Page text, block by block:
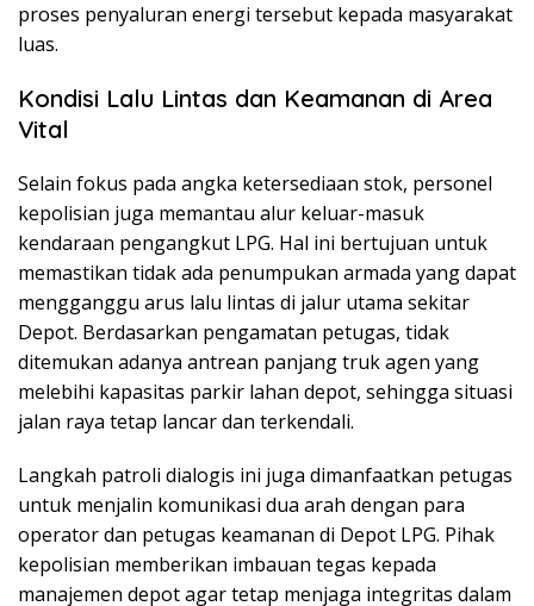
proses penyaluran energi tersebut kepada masyarakat
luas.
Kondisi Lalu Lintas dan Keamanan di Area
Vital
Selain fokus pada angka ketersediaan stok, personel
kepolisian juga memantau alur keluar-masuk
kendaraan pengangkut LPG. Hal ini bertujuan untuk
memastikan tidak ada penumpukan armada yang dapat
mengganggu arus lalu lintas di jalur utama sekitar
Depot. Berdasarkan pengamatan petugas, tidak
ditemukan adanya antrean panjang truk agen yang
melebihi kapasitas parkir lahan depot, sehingga situasi
jalan raya tetap lancar dan terkendali.
Langkah patroli dialogis ini juga dimanfaatkan petugas
untuk menjalin komunikasi dua arah dengan para
operator dan petugas keamanan di Depot LPG. Pihak
kepolisian memberikan imbauan tegas kepada
manajemen depot agar tetap menjaga integritas dalam